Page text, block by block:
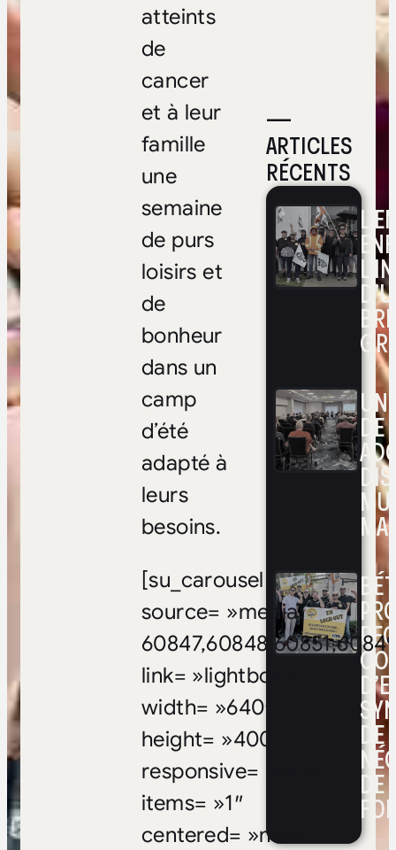
—
ARTICLES
RÉCENTS
DE
DE
DE
FOI
atteints
de
cancer
et à leur
famille
une
semaine
de purs
loisirs et
de
bonheur
dans un
camp
d’été
adapté à
leurs
besoins.
[su_carousel
source= »media:
link= »lightbox »
width= »640″
height= »400″
responsive= »no »
items= »1″
centered= »no »